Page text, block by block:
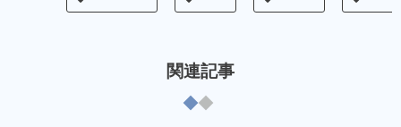
関連記事